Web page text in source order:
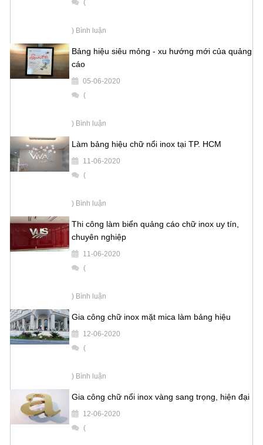
(
) Bình luận
Bảng hiệu siêu mỏng - xu hướng mới của quảng
cáo
05-06-2020
(
) Bình luận
Làm bảng hiệu chữ nổi inox tại TP. HCM
11-06-2020
(
) Bình luận
Thi công làm biển quảng cáo chữ inox uy tín,
chuyên nghiệp
11-06-2020
(
) Bình luận
Gia công chữ inox mặt mica làm bảng hiệu
12-06-2020
(
) Bình luận
Gia công chữ nổi inox vàng sang trọng, hiện đại
12-06-2020
(